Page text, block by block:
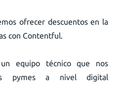
ofrecer descuentos en la
con Contentful.
equipo técnico que nos
pymes a nivel digital